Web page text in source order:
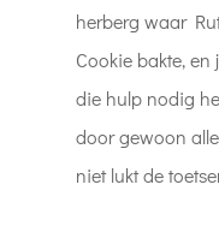
herberg waar
Cookie bakte,
die hulp nodig
door gewoon
niet lukt de